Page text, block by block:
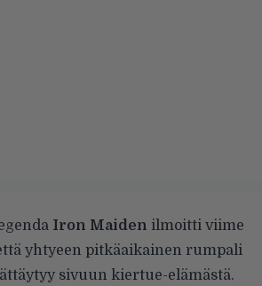
Iron Maiden ilmoitti viime
yhtyeen pitkäaikainen rumpali
sivuun kiertue-elämästä.